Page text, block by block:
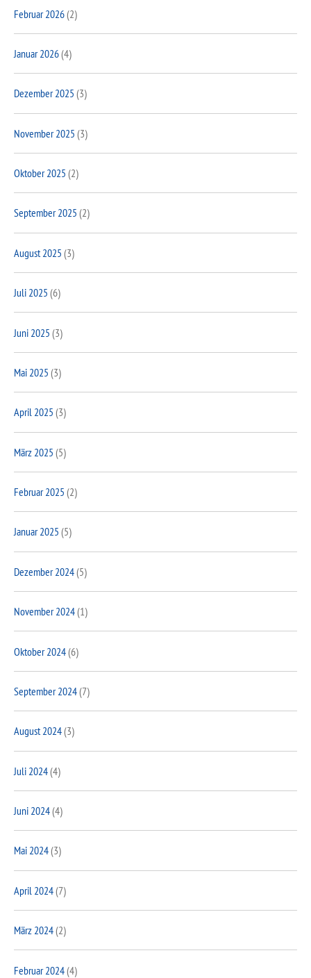
Februar 2026(2)
Januar 2026(4)
Dezember 2025 (3)
November 2025 (3)
Oktober 2025 (2)
September 2025 (2)
August 2025 (3)
Juli 2025 (6)
Juni 2025 (3)
Mai 2025 (3)
April 2025 (3)
März 2025 (5)
Februar 2025 (2)
Januar 2025 (5)
Dezember 2024(5)
November 2024(1)
Oktober 2024(6)
September 2024(7)
August 2024(3)
Juli 2024(4)
Juni 2024(4)
Mai 2024(3)
April 2024(7)
März 2024(2)
Februar 2024(4)